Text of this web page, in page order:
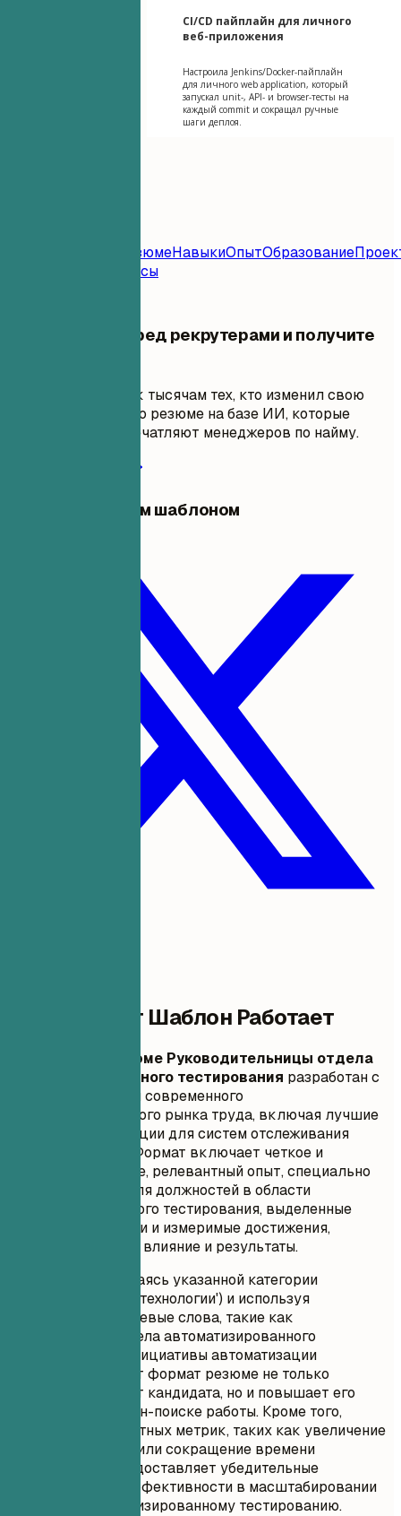
CI/CD пайплайн для личного
веб-приложения
Настроила Jenkins/Docker-пайплайн
для личного web application, который
запускал unit-, API- и browser-тесты на
каждый commit и сокращал ручные
шаги деплоя.
РезюмеНавыкиОпытОбразование
Задаваемые Вопросы
Выделитесь перед рекрутерами и получите
Присоединяйтесь к тысячам тех, кто изменил свою
карьеру с помощью резюме на базе ИИ, которые
проходят ATS и впечатляют менеджеров по найму.
Поделиться этим шаблоном
Почему Этот Шаблон Работает
Пример резюме Руководительницы отдела
автоматизированного тестирования разработан с
учетом требований современного
высококонкурентного рынка труда, включая лучшие
практики оптимизации для систем отслеживания
кандидатов (ATS). Формат включает четкое и
лаконичное резюме, релевантный опыт, специально
адаптированный для должностей в области
автоматизированного тестирования, выделенные
технические навыки и измеримые достижения,
демонстрирующие влияние и результаты.
Строго придерживаясь указанной категории
('информационные технологии') и используя
релевантные ключевые слова, такие как
'руководитель отдела автоматизированного
тестирования' и 'инициативы автоматизации
тестирования', этот формат резюме не только
подчеркивает опыт кандидата, но и повышает его
видимость в онлайн-поиске работы. Кроме того,
включение конкретных метрик, таких как увеличение
покрытия тестами или сокращение времени
тестирования, предоставляет убедительные
доказательства эффективности в масштабировании
усилий по автоматизированному тестированию.